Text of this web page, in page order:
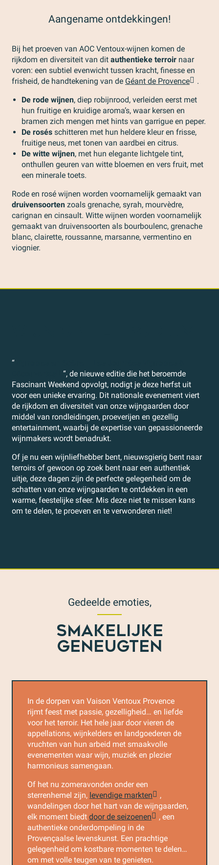
Aangename ontdekkingen!
Bij het proeven van AOC Ventoux-wijnen komen de
rijkdom en diversiteit van dit authentieke terroir naar
voren: een subtiel evenwicht tussen kracht, finesse en
frisheid, de handtekening van de Géant de Provence
.
De rode wijnen, diep robijnrood, verleiden eerst met
hun fruitige en kruidige aroma’s, waar kersen en
bramen zich mengen met hints van garrigue en peper.
De rosés schitteren met hun heldere kleur en frisse,
fruitige neus, met tonen van aardbei en citrus.
De witte wijnen, met hun elegante lichtgele tint,
onthullen geuren van witte bloemen en vers fruit, met
een minerale toets.
Rode en rosé wijnen worden voornamelijk gemaakt van
druivensoorten zoals grenache, syrah, mourvèdre,
carignan en cinsault. Witte wijnen worden voornamelijk
gemaakt van druivensoorten als bourboulenc, grenache
blanc, clairette, roussanne, marsanne, vermentino en
viognier.
“
“, de nieuwe editie die het beroemde
Fascinant Weekend opvolgt, nodigt je deze herfst uit
voor een unieke ervaring. Dit nationale evenement viert
de rijkdom en diversiteit van onze wijngaarden door
middel van rondleidingen, proeverijen en gezellig
entertainment, waarbij de expertise van gepassioneerde
wijnmakers wordt benadrukt.
Of je nu een wijnliefhebber bent, nieuwsgierig bent naar
terroirs of gewoon op zoek bent naar een authentiek
uitje, deze dagen zijn de perfecte gelegenheid om de
schatten van onze wijngaarden te ontdekken in een
warme, feestelijke sfeer. Mis deze niet te missen kans
om te delen, te proeven en te verwonderen niet!
Gedeelde emoties,
SMAKELIJKE
GENEUGTEN
In de dorpen van Vaison Ventoux Provence
rijmt feest met passie, gezelligheid… en liefde
voor het terroir. Het hele jaar door vieren de
appellations, wijnkelders en landgoederen de
vruchten van hun arbeid met smaakvolle
evenementen waar wijn, muziek en plezier
harmonieus samengaan.
Of het nu zomeravonden onder een
sterrenhemel zijn, levendige markten
,
wandelingen door het hart van de wijngaarden,
elk moment biedt door de seizoenen
, een
authentieke onderdompeling in de
Provençaalse levenskunst. Een prachtige
gelegenheid om kostbare momenten te delen…
om met volle teugen van te genieten.